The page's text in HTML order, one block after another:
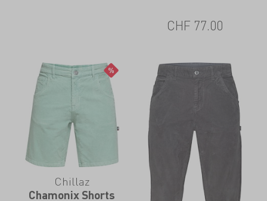
CHF 77.00
Chillaz
Chamonix Shorts